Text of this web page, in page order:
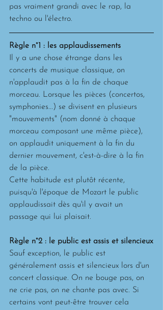
pas vraiment grandi avec le rap, la
techno ou l'électro.
Règle n°1 : les applaudissements
Il y a une chose étrange dans les
concerts de musique classique, on
n'applaudit pas à la fin de chaque
morceau. Lorsque les pièces (concertos,
symphonies...) se divisent en plusieurs
"mouvements" (nom donné à chaque
morceau composant une même pièce),
on applaudit uniquement à la fin du
dernier mouvement, c'est-à-dire à la fin
de la pièce.
Cette habitude est plutôt récente,
puisqu'à l'époque de Mozart le public
applaudissait dès qu'il y avait un
passage qui lui plaisait.
Règle n°2 : le public est assis et silencieux
Sauf exception, le public est
généralement assis et silencieux lors d'un
concert classique. On ne bouge pas, on
ne crie pas, on ne chante pas avec. Si
certains vont peut-être trouver cela